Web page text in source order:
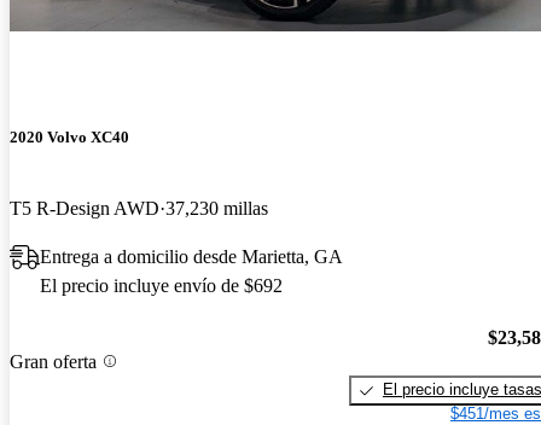
2020 Volvo XC40
T5 R-Design AWD 37,230 millas
Entrega a domicilio desde Marietta, GA
El precio incluye envío de $692
Gran oferta
El precio incluye tasas
$451/mes